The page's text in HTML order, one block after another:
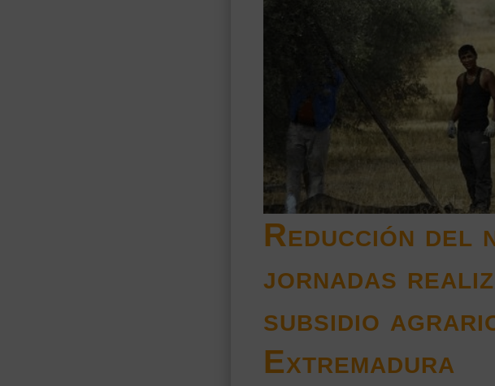
Reducción del
jornadas
subsidio
Extremadura